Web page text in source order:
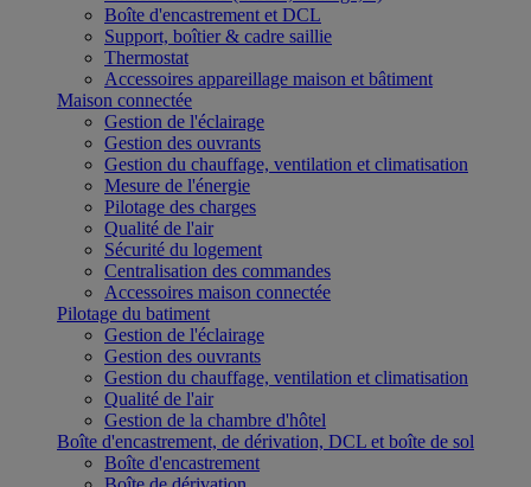
Boîte d'encastrement et DCL
Support, boîtier & cadre saillie
Thermostat
Accessoires appareillage maison et bâtiment
Maison connectée
Gestion de l'éclairage
Gestion des ouvrants
Gestion du chauffage, ventilation et climatisation
Mesure de l'énergie
Pilotage des charges
Qualité de l'air
Sécurité du logement
Centralisation des commandes
Accessoires maison connectée
Pilotage du batiment
Gestion de l'éclairage
Gestion des ouvrants
Gestion du chauffage, ventilation et climatisation
Qualité de l'air
Gestion de la chambre d'hôtel
Boîte d'encastrement, de dérivation, DCL et boîte de sol
Boîte d'encastrement